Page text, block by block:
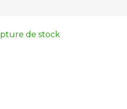
de stock